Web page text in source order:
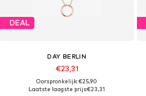
DEAL
DAY BERLIN
€23,31
Oorspronkelijk: €25,90
Laatste laagste prijs:€23,31